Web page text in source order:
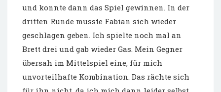
und konnte dann das Spiel gewinnen. In der
dritten Runde musste Fabian sich wieder
geschlagen geben. Ich spielte noch mal an
Brett drei und gab wieder Gas. Mein Gegner
übersah im Mittelspiel eine, für mich
unvorteilhafte Kombination. Das rächte sich